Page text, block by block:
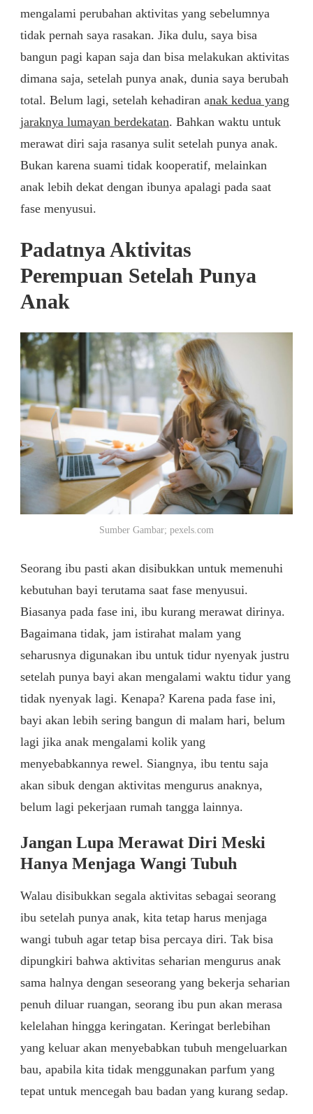
mengalami perubahan aktivitas yang sebelumnya
tidak pernah saya rasakan. Jika dulu, saya bisa
bangun pagi kapan saja dan bisa melakukan aktivitas
dimana saja, setelah punya anak, dunia saya berubah
total. Belum lagi, setelah kehadiran anak kedua yang
jaraknya lumayan berdekatan. Bahkan waktu untuk
merawat diri saja rasanya sulit setelah punya anak.
Bukan karena suami tidak kooperatif, melainkan
anak lebih dekat dengan ibunya apalagi pada saat
fase menyusui.
Padatnya Aktivitas
Perempuan Setelah Punya
Anak
Sumber Gambar; pexels.com
Seorang ibu pasti akan disibukkan untuk memenuhi
kebutuhan bayi terutama saat fase menyusui.
Biasanya pada fase ini, ibu kurang merawat dirinya.
Bagaimana tidak, jam istirahat malam yang
seharusnya digunakan ibu untuk tidur nyenyak justru
setelah punya bayi akan mengalami waktu tidur yang
tidak nyenyak lagi. Kenapa? Karena pada fase ini,
bayi akan lebih sering bangun di malam hari, belum
lagi jika anak mengalami kolik yang
menyebabkannya rewel. Siangnya, ibu tentu saja
akan sibuk dengan aktivitas mengurus anaknya,
belum lagi pekerjaan rumah tangga lainnya.
Jangan Lupa Merawat Diri Meski
Hanya Menjaga Wangi Tubuh
Walau disibukkan segala aktivitas sebagai seorang
ibu setelah punya anak, kita tetap harus menjaga
wangi tubuh agar tetap bisa percaya diri. Tak bisa
dipungkiri bahwa aktivitas seharian mengurus anak
sama halnya dengan seseorang yang bekerja seharian
penuh diluar ruangan, seorang ibu pun akan merasa
kelelahan hingga keringatan. Keringat berlebihan
yang keluar akan menyebabkan tubuh mengeluarkan
bau, apabila kita tidak menggunakan parfum yang
tepat untuk mencegah bau badan yang kurang sedap.